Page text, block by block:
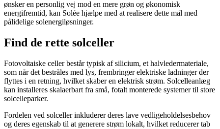
ønsker en personlig vej mod en mere grøn og økonomisk
energifremtid, kan Solée hjælpe med at realisere dette mål med
pålidelige solenergiløsninger.
Find de rette solceller
Fotovoltaiske celler består typisk af silicium, et halvledermateriale,
som når det bestråles med lys, frembringer elektriske ladninger der
flyttes i en retning, hvilket skaber en elektrisk strøm. Solcelleanlæg
kan installeres skalaerbart fra små, fotalt monterede systemer til store
solcelleparker.
Fordelen ved solceller inkluderer deres lave vedligeholdelsesbehov
og deres egenskab til at generere strøm lokalt, hvilket reducerer tab